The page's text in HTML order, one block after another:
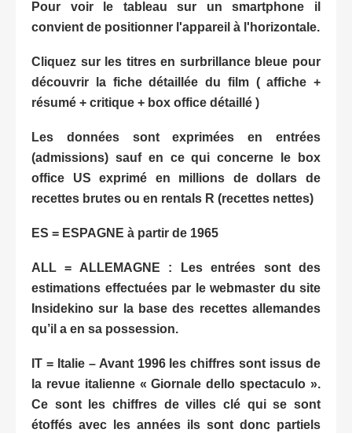
Pour voir le tableau sur un smartphone il
convient de positionner l'appareil à l'horizontale.
Cliquez sur les titres en surbrillance bleue pour
découvrir la fiche détaillée du film ( affiche +
résumé + critique + box office détaillé )
Les données sont exprimées en entrées
(admissions) sauf en ce qui concerne le box
office US exprimé en millions de dollars de
recettes brutes ou en rentals R (recettes nettes)
ES = ESPAGNE à partir de 1965
ALL = ALLEMAGNE : Les entrées sont des
estimations effectuées par le webmaster du site
Insidekino sur la base des recettes allemandes
qu’il a en sa possession.
IT = Italie – Avant 1996 les chiffres sont issus de
la revue italienne « Giornale dello spectaculo ».
Ce sont les chiffres de villes clé qui se sont
étoffés avec les années ils sont donc partiels